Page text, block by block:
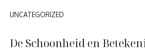
UNCATEGORIZED
De Schoonheid en